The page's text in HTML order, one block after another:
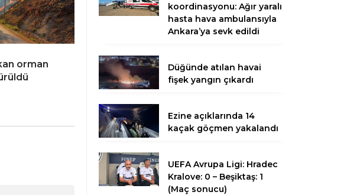
orman
koordinasyonu: Ağır yaralı
hasta hava ambulansıyla
Ankara’ya sevk edildi
Düğünde atılan havai
fişek yangın çıkardı
Ezine açıklarında 14
kaçak göçmen yakalandı
UEFA Avrupa Ligi: Hradec
Kralove: 0 – Beşiktaş: 1
(Maç sonucu)